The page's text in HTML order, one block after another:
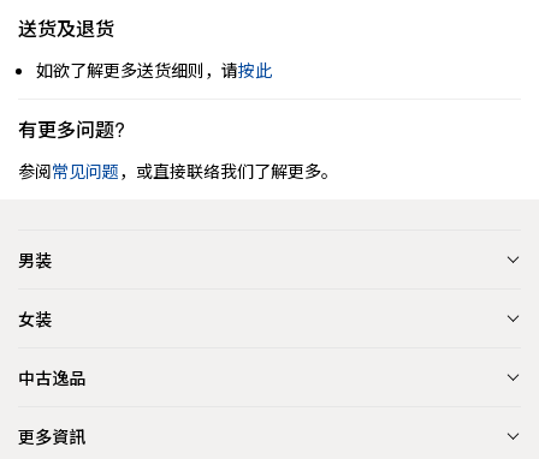
送货及退货
如欲了解更多送货细则，请按此
有更多问题?
参阅常见问题，或直接联络我们了解更多。
男装
女装
中古逸品
更多資訊